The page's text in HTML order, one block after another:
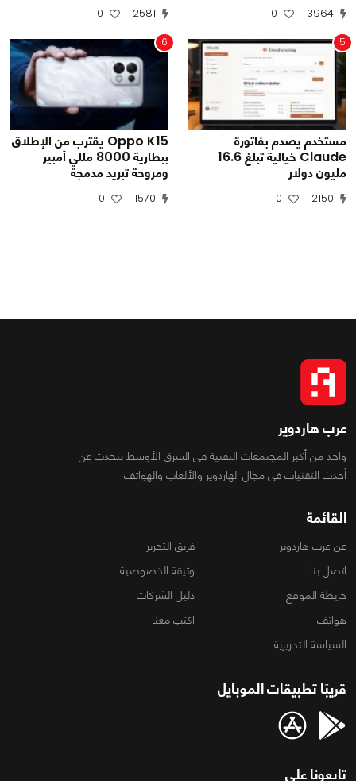
3964
0
2581
0
5
مستخدم يصدم بفاتورة
Claude خيالية تبلغ 16.6
مليون دولار
2150
0
6
Oppo K15 يقترب من الإطلاق
ببطارية 8000 مللي أمبير
ومروحة تبريد مدمجة
1570
0
عرب هاردوير
واحد من أكبر المجتمعات التقنية فى الشرق الأوسط تتحدث عن
أحدث التقنيات فى مجال الهاردوير والألعاب والهواتف
القائمة
عن عرب هاردوير
فريق التحرير
اتصل بنا
وثيقة الخصوصية
خريطة الموقع
دليل الشركات
هواتف
اكتب معنا
السياسة التحريرية
قريبًا تطبيقات الموبايل
تابعونا على